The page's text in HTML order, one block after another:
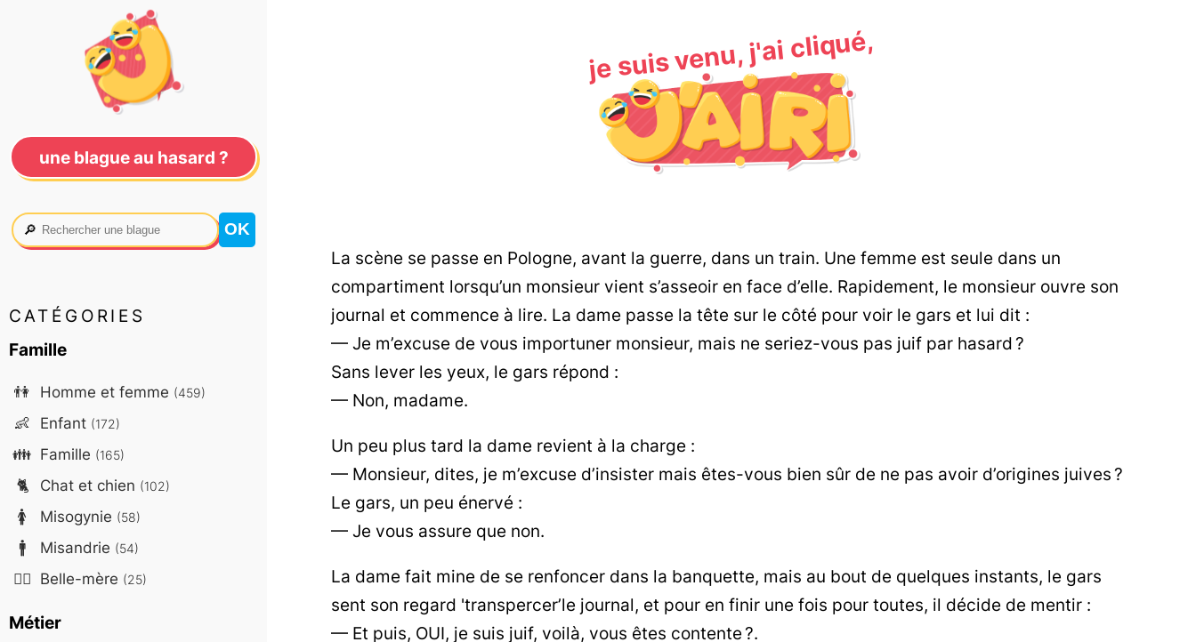
je suis venu, j'ai cliqué,
La scène se passe en Pologne, avant la guerre, dans un train. Une femme est seule dans un
compartiment lorsqu’un monsieur vient s’asseoir en face d’elle. Rapidement, le monsieur ouvre son
journal et commence à lire. La dame passe la tête sur le côté pour voir le gars et lui dit :
— Je m’excuse de vous importuner monsieur, mais ne seriez-vous pas juif par hasard ?
Sans lever les yeux, le gars répond :
— Non, madame.
Un peu plus tard la dame revient à la charge :
— Monsieur, dites, je m’excuse d’insister mais êtes-vous bien sûr de ne pas avoir d’origines juives ?
Le gars, un peu énervé :
— Je vous assure que non.
La dame fait mine de se renfoncer dans la banquette, mais au bout de quelques instants, le gars
sent son regard 'transpercer’le journal, et pour en finir une fois pour toutes, il décide de mentir :
— Et puis, OUI, je suis juif, voilà, vous êtes contente ?.
une blague au hasard ?
🔎
CATÉGORIES
Famille
👫 Homme et femme (459)
👶 Enfant (172)
👪 Famille (165)
🐈 Chat et chien (102)
🚺 Misogynie (58)
🚹 Misandrie (54)
🤷‍♀️ Belle-mère (25)
Métier